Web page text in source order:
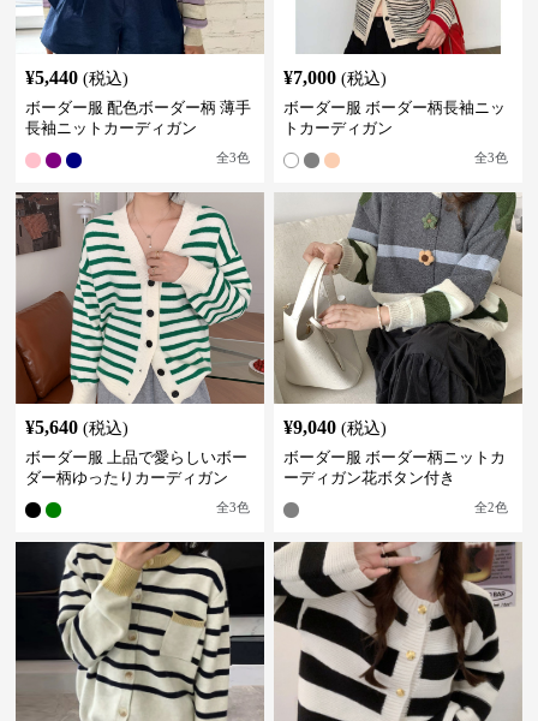
¥5,440 (税込)
ボーダー服 配色ボーダー柄 薄手
長袖ニットカーディガン
全3色
¥7,000 (税込)
ボーダー服 ボーダー柄長袖ニッ
トカーディガン
全3色
¥5,640 (税込)
ボーダー服 上品で愛らしいボー
ダー柄ゆったりカーディガン
全3色
¥9,040 (税込)
ボーダー服 ボーダー柄ニットカ
ーディガン花ボタン付き
全2色